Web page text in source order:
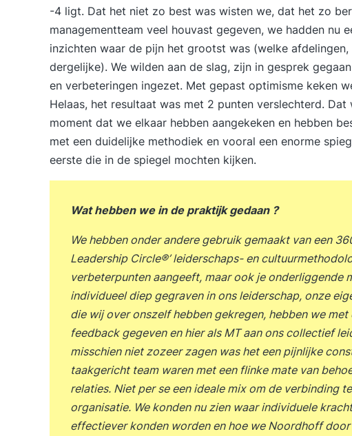
-4 ligt. Dat het niet zo best was wisten we, dat het zo
managementteam veel houvast gegeven, we hadden nu
inzichten waar de pijn het grootst was (welke
dergelijke). We wilden aan de slag, zijn in gesprek
en verbeteringen ingezet. Met gepast optimisme keken
Helaas, het resultaat was met 2 punten verslechterd.
moment dat we elkaar hebben aangekeken en hebben
met een duidelijke methodiek en vooral een enorme
eerste die in de spiegel mochten kijken.
Wat hebben we in de praktijk gedaan ?
We hebben onder andere gebruik gemaakt van een
Leadership Circle®’ leiderschaps- en
verbeterpunten aangeeft, maar ook je onderliggende
individueel diep gegraven in ons leiderschap, onze
die wij over onszelf hebben gekregen, hebben we
feedback gegeven en hier als MT aan ons collectief
misschien niet zozeer zagen was het een pijnlijke
taakgericht team waren met een flinke mate van
relaties. Niet per se een ideale mix om de verbinding
organisatie. We konden nu zien waar individuele
effectiever konden worden en hoe we Noordhoff